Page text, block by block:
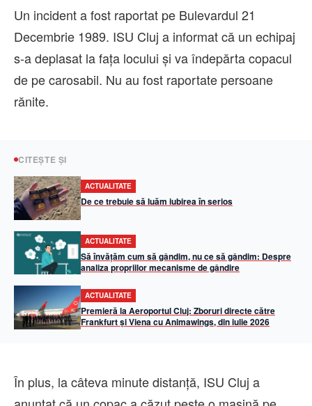
Un incident a fost raportat pe Bulevardul 21
Decembrie 1989. ISU Cluj a informat că un echipaj
s-a deplasat la fața locului și va îndepărta copacul
de pe carosabil. Nu au fost raportate persoane
rănite.
CITEȘTE ȘI
ACTUALITATE
De ce trebuie să luăm iubirea în serios
ACTUALITATE
Să învățăm cum să gândim, nu ce să gândim: Despre
analiza propriilor mecanisme de gândire
ACTUALITATE
Premieră la Aeroportul Cluj: Zboruri directe către
Frankfurt și Viena cu Animawings, din iulie 2026
În plus, la câteva minute distanță, ISU Cluj a